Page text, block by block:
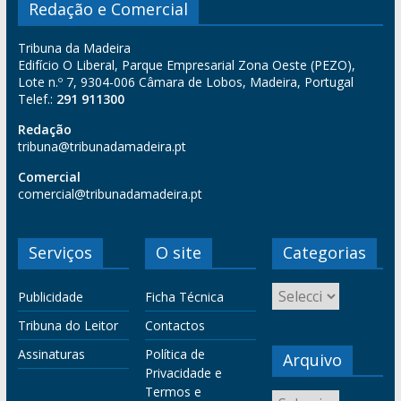
Redação e Comercial
Tribuna da Madeira
Edifício O Liberal, Parque Empresarial Zona Oeste (PEZO),
Lote n.º 7, 9304-006 Câmara de Lobos, Madeira, Portugal
Telef.: 291 911300
Redação
tribuna@tribunadamadeira.pt
Comercial
comercial@tribunadamadeira.pt
Serviços
Publicidade
Tribuna do Leitor
Assinaturas
O site
Ficha Técnica
Contactos
Política de
Privacidade e
Termos e
Categorias
Arquivo